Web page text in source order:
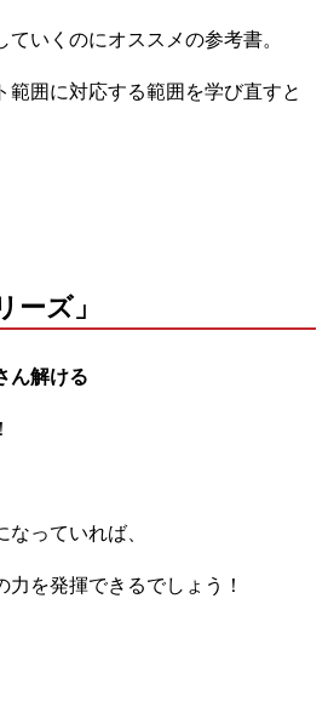
いくのにオススメの参考書。
範囲に対応する範囲を学び直すと
ーズ」
ん解ける
っていれば、
力を発揮できるでしょう！